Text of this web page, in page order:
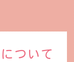
について